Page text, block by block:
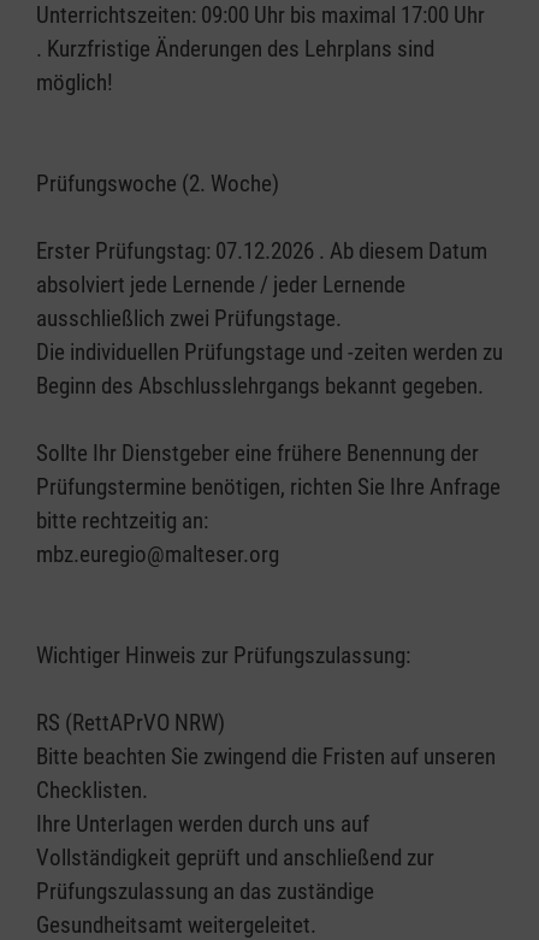
Unterrichtszeiten: 09:00 Uhr bis maximal 17:00 Uhr
. Kurzfristige Änderungen des Lehrplans sind
möglich!
Prüfungswoche (2. Woche)
Erster Prüfungstag: 07.12.2026 . Ab diesem Datum
absolviert jede Lernende / jeder Lernende
ausschließlich zwei Prüfungstage.
Die individuellen Prüfungstage und -zeiten werden zu
Beginn des Abschlusslehrgangs bekannt gegeben.
Sollte Ihr Dienstgeber eine frühere Benennung der
Prüfungstermine benötigen, richten Sie Ihre Anfrage
bitte rechtzeitig an:
mbz.euregio@malteser.org
Wichtiger Hinweis zur Prüfungszulassung:
RS (RettAPrVO NRW)
Bitte beachten Sie zwingend die Fristen auf unseren
Checklisten.
Ihre Unterlagen werden durch uns auf
Vollständigkeit geprüft und anschließend zur
Prüfungszulassung an das zuständige
Gesundheitsamt weitergeleitet.